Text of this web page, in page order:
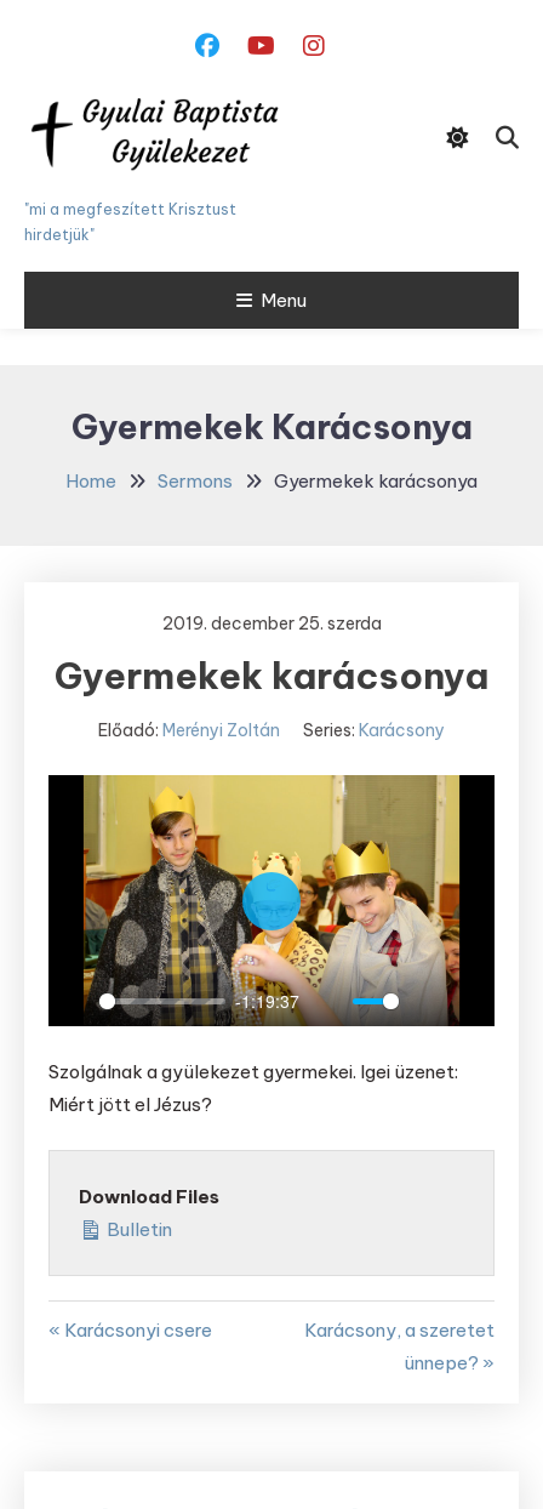
"mi a megfeszített Krisztust
hirdetjük"
Menu
Gyermekek Karácsonya
Home Sermons Gyermekek karácsonya
2019. december 25. szerda
Gyermekek karácsonya
Előadó: Merényi Zoltán Series: Karácsony
Play
-1:19:37
Mute Settings
Enter
Play
Szolgálnak a gyülekezet gyermekei. Igei üzenet:
Miért jött el Jézus?
Download Files
Bulletin
« Karácsonyi csere
Karácsony, a szeretet
ünnepe? »